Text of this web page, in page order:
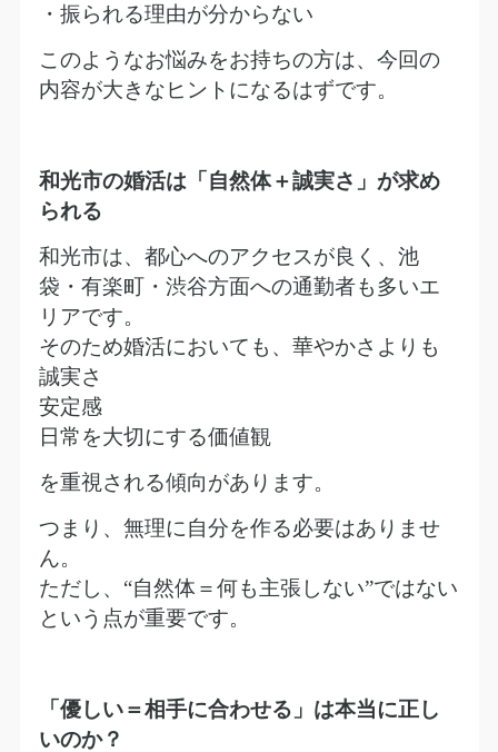
・振られる理由が分からない
このようなお悩みをお持ちの方は、今回の
内容が大きなヒントになるはずです。
和光市の婚活は「自然体＋誠実さ」が求め
られる
和光市は、都心へのアクセスが良く、池
袋・有楽町・渋谷方面への通勤者も多いエ
リアです。
そのため婚活においても、華やかさよりも
誠実さ
安定感
日常を大切にする価値観
を重視される傾向があります。
つまり、無理に自分を作る必要はありませ
ん。
ただし、 “自然体＝何も主張しない”ではない
という点が重要です。
「優しい＝相手に合わせる」は本当に正し
いのか？